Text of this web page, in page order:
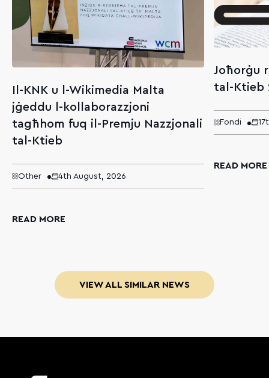
Il-KNK u l-Wikimedia Malta
jġeddu l-kollaborazzjoni
tagħhom fuq il-Premju Nazzjonali
tal-Ktieb
Other 4th August, 2026
READ MORE
Joħorġu
tal-Ktieb
Fondi
READ MORE
VIEW ALL SIMILAR NEWS